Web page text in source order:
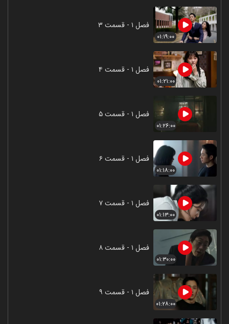
۰۱:۱۹:۰۰
فصل ۱ - قسمت ۳
۰۱:۲۱:۰۰
فصل ۱ - قسمت ۴
۰۱:۲۶:۰۰
فصل ۱ - قسمت ۵
۰۱:۱۸:۰۰
فصل ۱ - قسمت ۶
۰۱:۱۳:۰۰
فصل ۱ - قسمت ۷
۰۱:۳۰:۰۰
فصل ۱ - قسمت ۸
۰۱:۲۸:۰۰
فصل ۱ - قسمت ۹